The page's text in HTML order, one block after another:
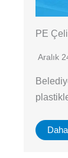
PE
Aralık